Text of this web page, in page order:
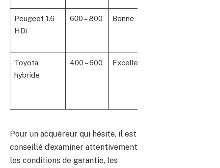
Peugeot 1.6
HDi
600 – 800 Bonne
Toyota
hybride
400 – 600 Excellente
Pour un acquéreur qui hésite, il est
conseillé d’examiner attentivement
les conditions de garantie, les